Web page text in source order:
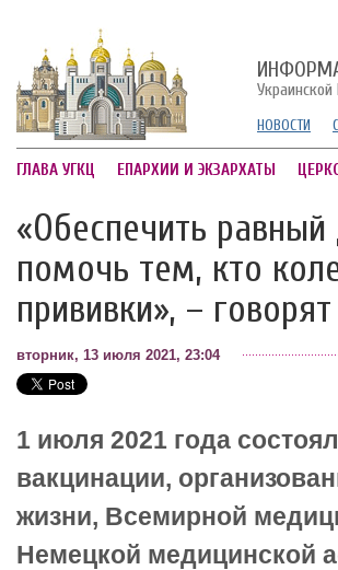
НОВОСТИ
ГЛАВА УГКЦ ЕПАРХИИ И ЭКЗАРХАТЫ
«Обеспечить
помочь тем, кто
прививки», –
вторник, 13 июля 2021, 23:04
1 июля 2021 года
вакцинации,
жизни, Всемирной
Немецкой медицинской